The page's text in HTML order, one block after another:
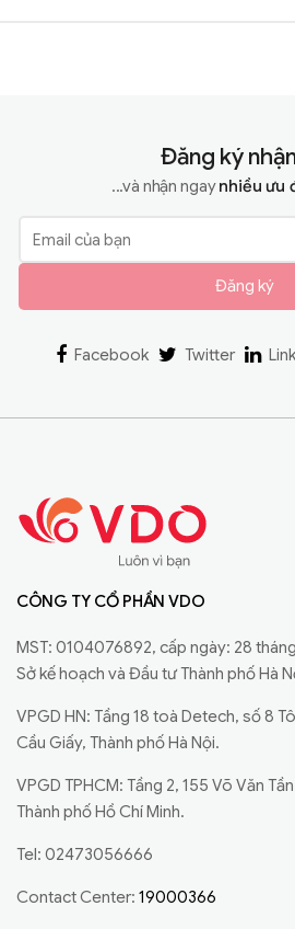
Đăng ký
...và nhận ngaynhiều ưu
Đăng ký
Facebook Twitter
CÔNG TY CỔ PHẦN VDO
MST: 0104076892, cấp ngày: 28
Sở kế hoạch và Đầu tư Thành phố Hà
VPGD HN: Tầng 18 toà Detech, số 8
Cầu Giấy, Thành phố Hà Nội.
VPGD TPHCM: Tầng 2, 155 Võ Văn
Thành phố Hồ Chí Minh.
Tel: 02473056666
Contact Center: 19000366